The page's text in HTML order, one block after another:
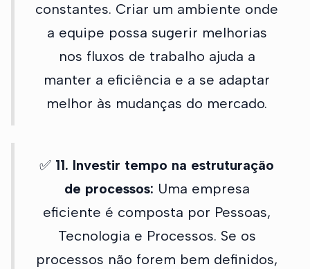
constantes. Criar um ambiente onde
a equipe possa sugerir melhorias
nos fluxos de trabalho ajuda a
manter a eficiência e a se adaptar
melhor às mudanças do mercado.
✅ 11. Investir tempo na estruturação
de processos: Uma empresa
eficiente é composta por Pessoas,
Tecnologia e Processos. Se os
processos não forem bem definidos,